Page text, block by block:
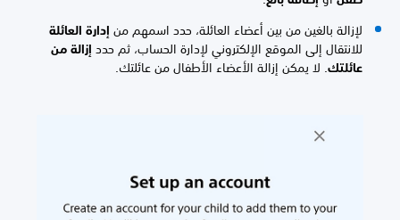
لإزالة بالغين من بين أعضاء العائلة، حدد اسمهم منإدارة العائلة
للانتقال إلى الموقع الإلكتروني لإدارة الحساب، ثم حددإزالة من
عائلتك. لا يمكن إزالة الأعضاء الأطفال من عائلتك.